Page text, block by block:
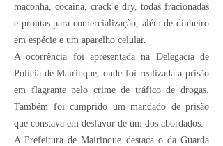
maconha, cocaína, crack e dry, todas fracionadas
e prontas para comercialização, além de dinheiro
em espécie e um aparelho celular.
A ocorrência foi apresentada na Delegacia de
Polícia de Mairinque, onde foi realizada a prisão
em flagrante pelo crime de tráfico de drogas.
Também foi cumprido um mandado de prisão
que constava em desfavor de um dos abordados.
A Prefeitura de Mairinque destaca o da Guarda